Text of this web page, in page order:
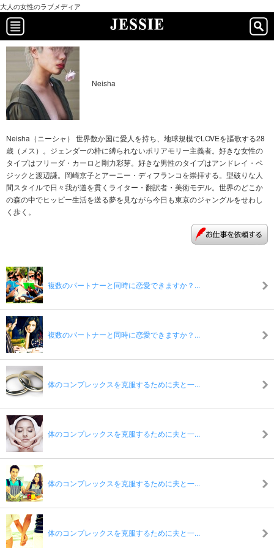
大人の女性のラブメディア
Neisha
Neisha（ニーシャ） 世界数か国に愛人を持ち、地球規模でLOVEを謳歌する28
歳（メス）。ジェンダーの枠に縛られないポリアモリー主義者。好きな女性の
タイプはフリーダ・カーロと剛力彩芽。好きな男性のタイプはアンドレイ・ペ
ジックと渡辺謙。岡崎京子とアーニー・ディフランコを崇拝する。型破りな人
間スタイルで日々我が道を貫くライター・翻訳者・美術モデル。世界のどこか
の森の中でヒッピー生活を送る夢を見ながら今日も東京のジャングルをせわし
く歩く。
複数のパートナーと同時に恋愛できますか？...
複数のパートナーと同時に恋愛できますか？...
体のコンプレックスを克服するために夫と一...
体のコンプレックスを克服するために夫と一...
体のコンプレックスを克服するために夫と一...
体のコンプレックスを克服するために夫と一...